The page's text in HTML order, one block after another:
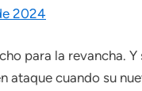
2024
para la revancha.
ataque cuando su